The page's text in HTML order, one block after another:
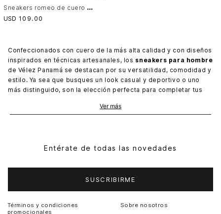
S
neakers romeo de cuero para hombre efecto envejecido Cafe
USD 109 . 00
Confeccionados con cuero de la más alta calidad y con diseños
inspirados en técnicas artesanales, los sneakers para hombre
de Vélez Panamá se destacan por su versatilidad, comodidad y
estilo. Ya sea que busques un look casual y deportivo o uno
más distinguido, son la elección perfecta para completar tus
sneakers por mucho tiempo.
sneakers de hombreson únicos. Al ser de cuero,
te ayudará a destacar siempre. Porque, más allá de un zapato
Ver más
Entérate de todas las novedades
SUSCRIBIRME
Términos y condiciones
promocionales
Sobre nosotros